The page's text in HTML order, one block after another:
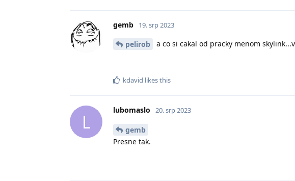
gemb 19. srp 2023
pelirob a co si cakal od pracky menom
kdavid likes this
L
lubomaslo 20. srp 2023
gemb
Presne tak.